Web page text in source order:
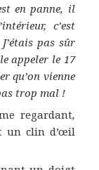
en panne, il
c’est
pas sûr
appeler le 17
qu’on vienne
trop mal !
regardant,
un clin d’œil